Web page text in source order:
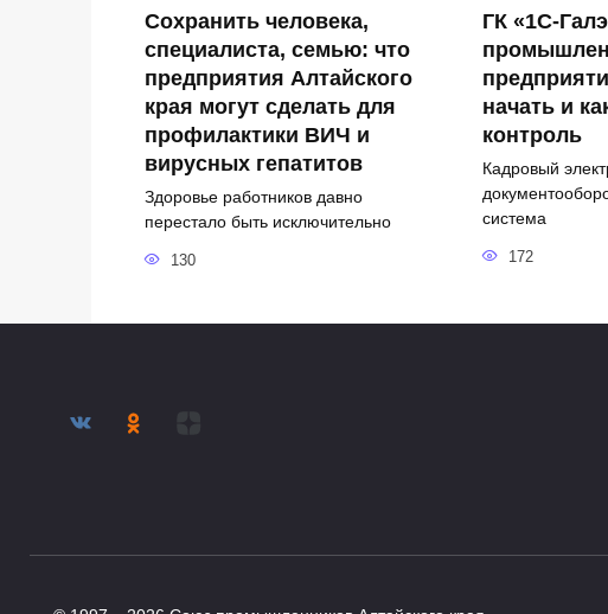
Сохранить человека,
специалиста, семью: что
предприятия Алтайского
края могут сделать для
профилактики ВИЧ и
вирусных гепатитов
Здоровье работников давно
перестало быть исключительно
130
ГК «1С-
начать и
контроль
Кадровый
система
172